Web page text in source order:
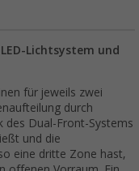
Lichtsystem und
für jeweils zwei
durch
des Dual-Front-Systems
und die
eine dritte Zone hast,